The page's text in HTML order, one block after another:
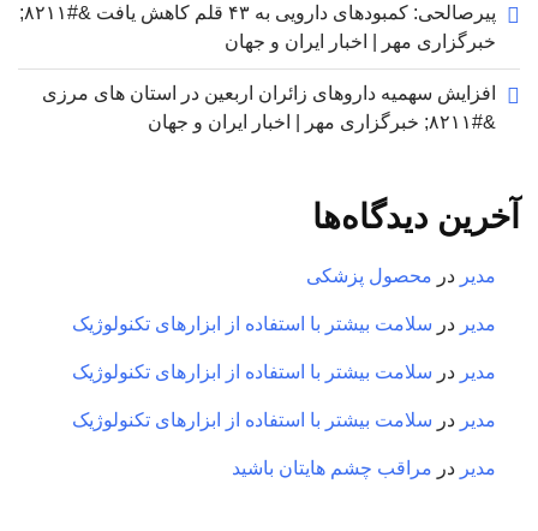
پیرصالحی: کمبودهای دارویی به ۴۳ قلم کاهش یافت &#۸۲۱۱;
خبرگزاری مهر | اخبار ایران و جهان
افزایش سهمیه داروهای زائران اربعین در استان های مرزی
&#۸۲۱۱; خبرگزاری مهر | اخبار ایران و جهان
آخرین دیدگاه‌ها
مدیر در محصول پزشکی
مدیر در سلامت بیشتر با استفاده از ابزارهای تکنولوژیک
مدیر در سلامت بیشتر با استفاده از ابزارهای تکنولوژیک
مدیر در سلامت بیشتر با استفاده از ابزارهای تکنولوژیک
مدیر در مراقب چشم هایتان باشید